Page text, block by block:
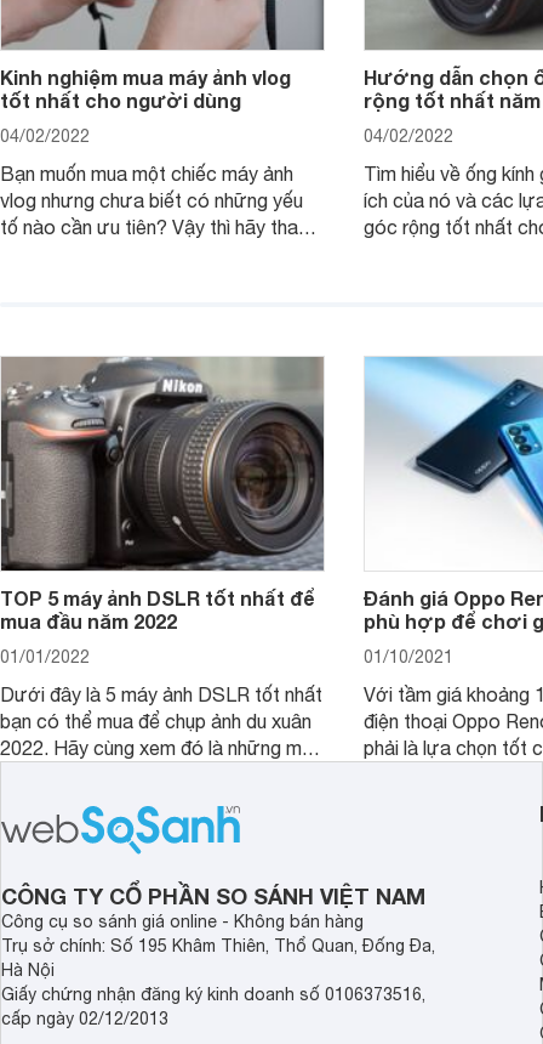
Kinh nghiệm mua máy ảnh vlog
tốt nhất cho người dùng
04/02/2022
Bạn muốn mua một chiếc máy ảnh
vlog nhưng chưa biết có những yếu
tố nào cần ưu tiên? Vậy thì hãy tham
Hướng dẫn chọn
rộng tốt nhất năm
04/02/2022
Tìm hiểu về ống
ích của nó và các
góc rộng tốt nhất
TOP 5 máy ảnh DSLR tốt nhất để
mua đầu năm 2022
01/01/2022
Dưới đây là 5 máy ảnh DSLR tốt nhất
bạn có thể mua để chụp ảnh du xuân
2022. Hãy cùng xem đó là những mẫu
Đánh giá Oppo
phù hợp để chơi
01/10/2021
Với tầm giá khoảng
điện thoại Oppo
phải là lựa chọn tốt
CÔNG TY CỔ PHẦN SO SÁNH VIỆT NAM
Công cụ so sánh giá online - Không bán hàng
Trụ sở chính: Số 195 Khâm Thiên, Thổ Quan, Đống Đa,
Hà Nội
Giấy chứng nhận đăng ký kinh doanh số 0106373516,
cấp ngày 02/12/2013